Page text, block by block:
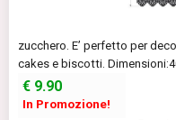
zucchero. E’ perfetto per
cakes e biscotti.
€ 9.90
In Promozione!